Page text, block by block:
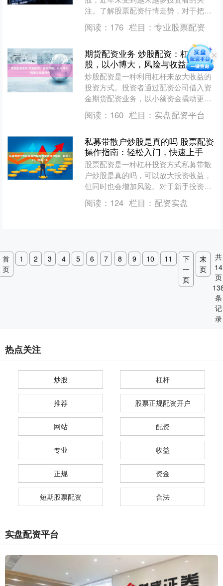
注。了解股票配资行情走势，对于把握
投资良机至关重要。 * **资金杠杆：**放
大投资资金，提高....
阅读： 176 栏目： 专业股票配资
期货配资业务 炒股配资：杠杆炒
股，以小博大，风险与收益并存
炒股配资是一种利用杠杆来放大收益的
投资方式。投资者通过配资公司借入资
金期货配资业务，以小额资金撬动更大
的投资规模，从而获得更高的收益。 *
**杠杆放大收益：*....
阅读： 160 栏目： 实盘配资平台
私募带散户炒股是真的吗 股票配资
操作指南：轻松入门，快速上手
股票配资是一种杠杆投资方式私募带散
户炒股是真的吗，可以放大投资收益，
但同时也会增加风险。对于新手投资者
来说，了解股票配资的操作流程至关重
要。 恒信证券是国内领先....
阅读： 124 栏目： 配资实盘
首
页
1 2 3 4 5 6 7 8 9 10 11
下
一
页
末
页
共
14
页
条
记
录
热点关注
炒股 杠杆
推荐 股票正规配资开户
网站 配资
专业 收益
正规 资金
短期股票配资 合法
实盘配资平台